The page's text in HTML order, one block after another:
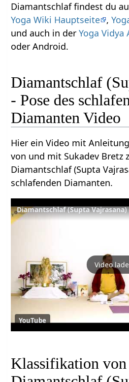
Diamantschlaf findest du
Yoga Wiki Hauptseite ,
und auch in derYoga Vidya
oder Android.
Diamantschlaf
- Pose des
Diamanten Video
Hier ein Video mit
von und mit Sukadev Bretz
Diamantschlaf (Supta
schlafenden Diamanten.
Video
YouTube
Klassifikation von